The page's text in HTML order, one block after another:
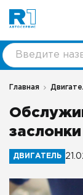
Главная
Обслуживание дроссельной
заслонки
ДВИГАТЕЛЬ